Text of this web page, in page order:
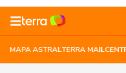
MAPA ASTRALTERRA MAIL